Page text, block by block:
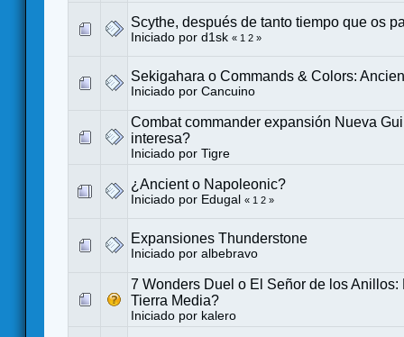
Scythe, después de tanto tiempo que os
Iniciado por d1sk « 1 2 »
Sekigahara o Commands & Colors:
Iniciado por Cancuino
Combat commander expansión Nueva
interesa?
Iniciado por Tigre
¿Ancient o Napoleonic?
Iniciado por Edugal « 1 2 »
Expansiones Thunderstone
Iniciado por albebravo
7 Wonders Duel o El Señor de los Anillos:
Tierra Media?
Iniciado por kalero